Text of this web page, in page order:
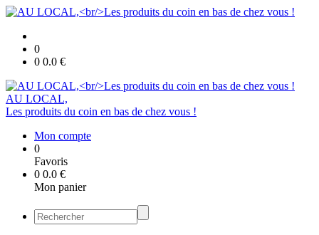
0
0 0.0 €
AU LOCAL,
Les produits du coin en bas de chez vous !
Mon compte
0
Favoris
0 0.0 €
Mon panier